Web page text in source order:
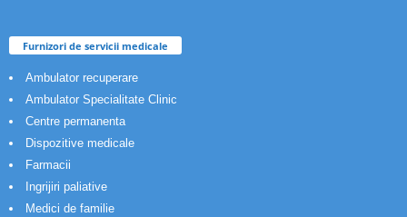
Furnizori de servicii medicale
Ambulator recuperare
Ambulator Specialitate Clinic
Centre permanenta
Dispozitive medicale
Farmacii
Ingrijiri paliative
Medici de familie